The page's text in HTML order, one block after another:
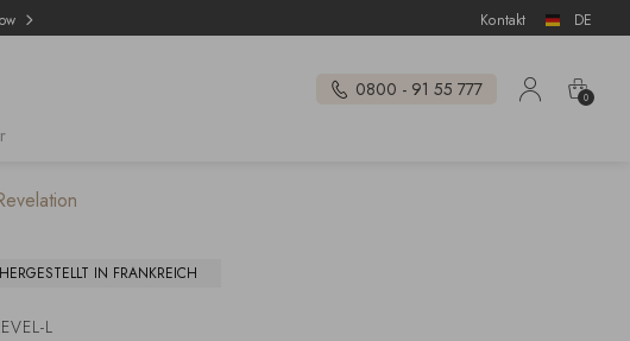
Kontakt DE
0800 - 91 55 777 0
HERGESTELLT IN FRANKREICH
L